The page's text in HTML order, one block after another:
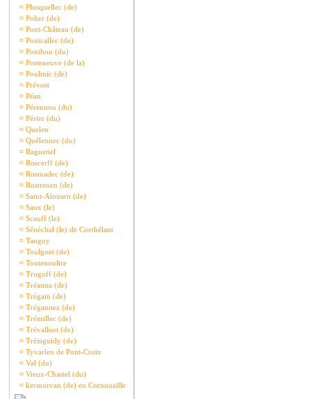
¤ Plusquellec (de)
¤ Poher (de)
¤ Pont-Château (de)
¤ Pontcallec (de)
¤ Ponthou (du)
¤ Porteneuve (de la)
¤ Poulmic (de)
¤ Prévost
¤ Péan
¤ Pérennou (du)
¤ Périer (du)
¤ Quelen
¤ Quélennec (du)
¤ Raguenel
¤ Roscerff (de)
¤ Rosmadec (de)
¤ Rostrenen (de)
¤ Saint-Alouarn (de)
¤ Saux (le)
¤ Scauff (le)
¤ Sénéchal (le) de Coethélant
¤ Tanguy
¤ Toulgoet (de)
¤ Toutenoultre
¤ Trogoff (de)
¤ Tréanna (de)
¤ Trégain (de)
¤ Trégannez (de)
¤ Trémillec (de)
¤ Trévalloet (de)
¤ Tréziguidy (de)
¤ Tyvarlen de Pont-Croix
¤ Val (du)
¤ Vieux-Chastel (du)
¤ kermorvan (de) en Cornouaille